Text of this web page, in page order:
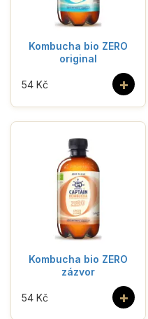
Kombucha bio ZERO
original
+
54 Kč
Kombucha bio ZERO
zázvor
+
54 Kč